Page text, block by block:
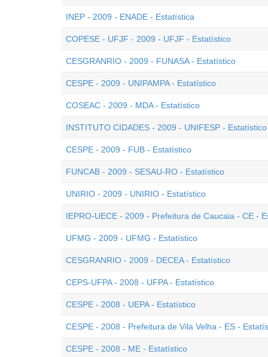
INEP - 2009 - ENADE - Estatística
COPESE - UFJF - 2009 - UFJF - Estatístico
CESGRANRIO - 2009 - FUNASA - Estatístico
CESPE - 2009 - UNIPAMPA - Estatístico
COSEAC - 2009 - MDA - Estatístico
INSTITUTO CIDADES - 2009 - UNIFESP - Estatístico
CESPE - 2009 - FUB - Estatístico
FUNCAB - 2009 - SESAU-RO - Estatístico
UNIRIO - 2009 - UNIRIO - Estatístico
IEPRO-UECE - 2009 - Prefeitura de Caucaia - CE -
UFMG - 2009 - UFMG - Estatístico
CESGRANRIO - 2009 - DECEA - Estatístico
CEPS-UFPA - 2008 - UFPA - Estatístico
CESPE - 2008 - UEPA - Estatístico
CESPE - 2008 - Prefeitura de Vila Velha - ES -
CESPE - 2008 - ME - Estatístico